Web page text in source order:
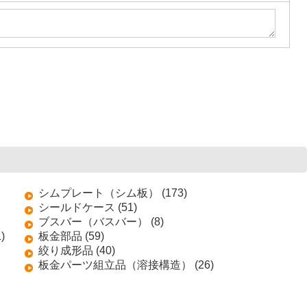
シムプレート（シム板） (173)
シールドケース (51)
ブスバー（バスバー） (8)
板金部品 (59)
絞り成形品 (40)
板金パーツ組立品（溶接構造） (26)